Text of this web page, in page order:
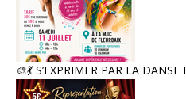
🎨💃 S’EXPRIMER PAR LA